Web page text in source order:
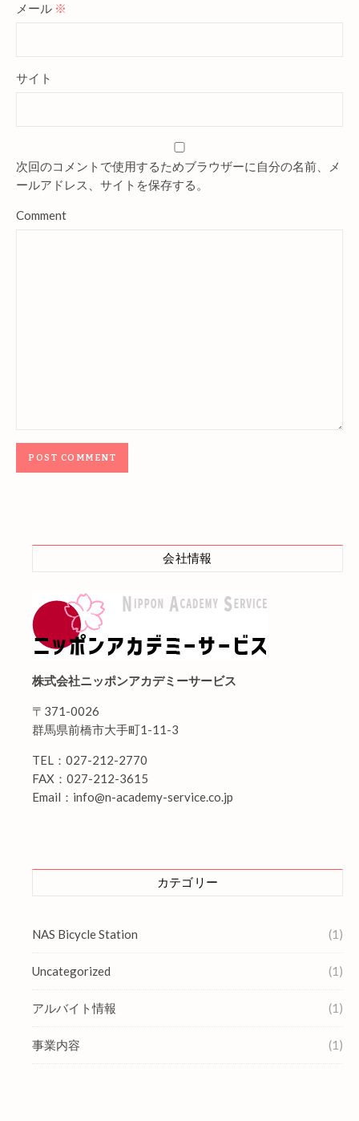
メール ※
サイト
次回のコメントで使用するためブラウザーに自分の名前、メ
ールアドレス、サイトを保存する。
Comment
会社情報
株式会社ニッポンアカデミーサービス
〒371-0026
群馬県前橋市大手町1-11-3
TEL：027-212-2770
FAX：027-212-3615
Email：info@n-academy-service.co.jp
カテゴリー
NAS Bicycle Station (1)
Uncategorized (1)
アルバイト情報 (1)
事業内容 (1)